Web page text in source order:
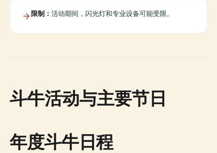
限制： 活动期间，闪光灯和专业设备可能受限。
斗牛活动与主要节日
年度斗牛日程